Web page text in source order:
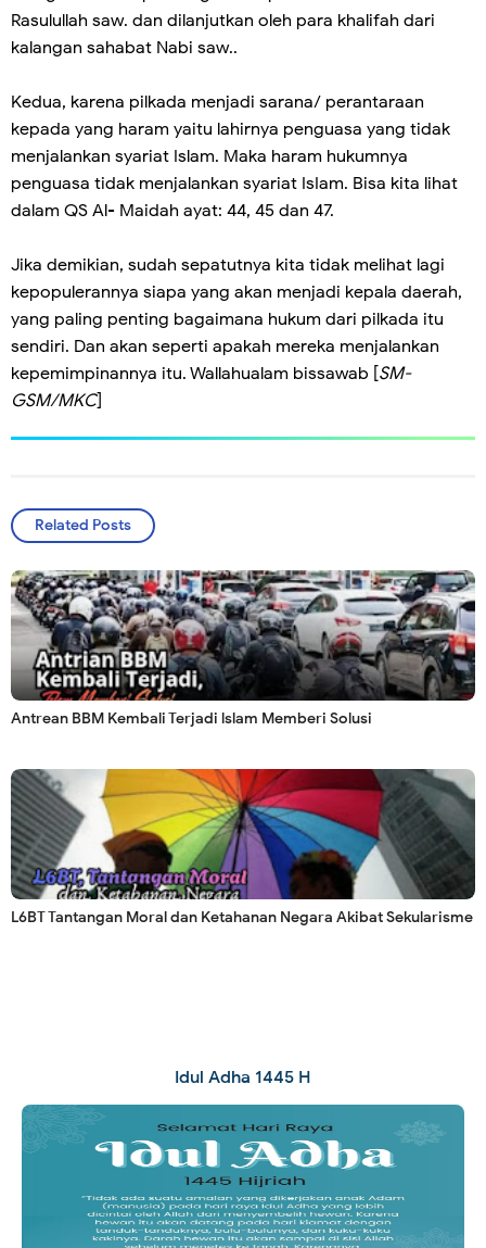
Rasulullah saw. dan dilanjutkan oleh para khalifah dari
kalangan sahabat Nabi saw..
Kedua, karena pilkada menjadi sarana/ perantaraan
kepada yang haram yaitu lahirnya penguasa yang tidak
menjalankan syariat Islam. Maka haram hukumnya
penguasa tidak menjalankan syariat IsIam. Bisa kita lihat
dalam QS Al- Maidah ayat: 44, 45 dan 47.
Jika demikian, sudah sepatutnya kita tidak melihat lagi
kepopulerannya siapa yang akan menjadi kepala daerah,
yang paling penting bagaimana hukum dari pilkada itu
sendiri. Dan akan seperti apakah mereka menjalankan
kepemimpinannya itu. Wallahualam bissawab [SM-
GSM/MKC]
Related Posts
Antrean BBM Kembali Terjadi lslam Memberi Solusi
L6BT Tantangan Moral dan Ketahanan Negara Akibat Sekularisme
Idul Adha 1445 H